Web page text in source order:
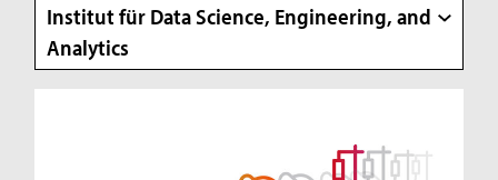
Institut für Data Science, Engineering, and
Analytics